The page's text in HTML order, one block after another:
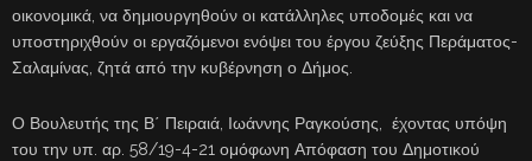
οικονομικά, να δημιουργηθούν οι κατάλληλες υποδομές και να
υποστηριχθούν οι εργαζόμενοι ενόψει του έργου ζεύξης Περάματος-
Σαλαμίνας, ζητά από την κυβέρνηση ο Δήμος.
Ο Βουλευτής της Β΄ Πειραιά, Ιωάννης Ραγκούσης, έχοντας υπόψη
του την υπ. αρ. 58/19-4-21 ομόφωνη Απόφαση του Δημοτικού